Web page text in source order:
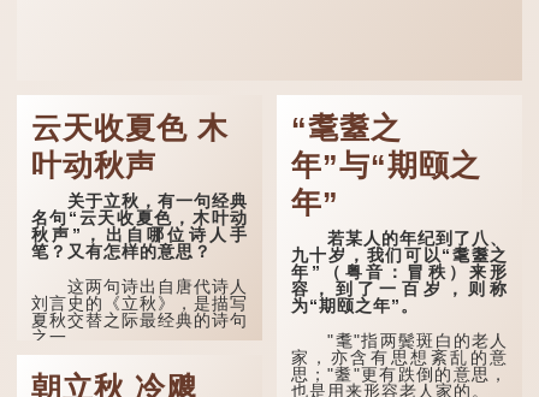
云天收夏色 木
叶动秋声
关于立秋，有一句经典
名句“云天收夏色，木叶动
秋声”，出自哪位诗人手
笔？又有怎样的意思？
这两句诗出自唐代诗人
刘言史的《立秋》，是描写
夏秋交替之际最经典的诗句
之一。
《立秋》全诗如下：
朝立秋 冷飕
“耄耋之
年”与“期颐之
年”
若某人的年纪到了八、
九十岁，我们可以“耄耋之
年”（粤音：冒秩）来形
容，到了一百岁，则称
为“期颐之年”。
"耄"指两鬓斑白的老人
家，亦含有思想紊乱的意
思；"耋"更有跌倒的意思，
也是用来形容老人家的。